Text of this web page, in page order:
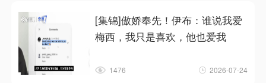
[集锦]傲娇奉先！伊布：谁说我爱
梅西，我只是喜欢，他也爱我
1476 2026-07-24